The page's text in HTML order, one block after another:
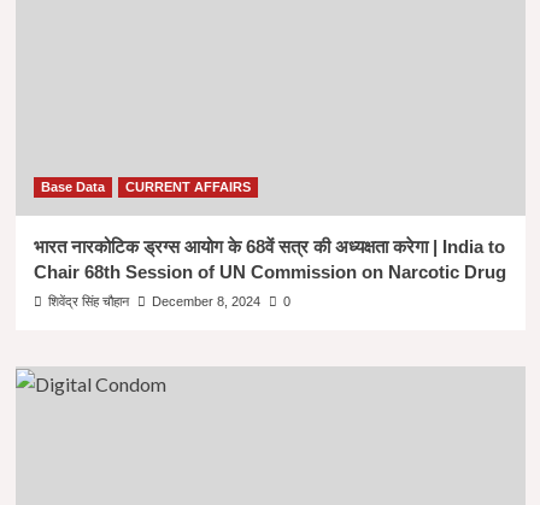
Base Data CURRENT AFFAIRS
भारत नारकोटिक ड्रग्स आयोग के 68वें सत्र की अध्यक्षता करेगा | India to
Chair 68th Session of UN Commission on Narcotic Drug
शिवेंद्र सिंह चौहान December 8, 2024 0